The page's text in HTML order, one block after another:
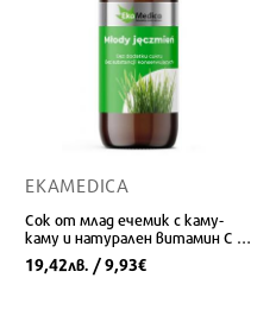
EKAMEDICA
Сок от млад ечемик с каму-
каму и натурален витамин С -
За пречистване на организма,
500 ml, 10 дози
19,42лв. / 9,93€